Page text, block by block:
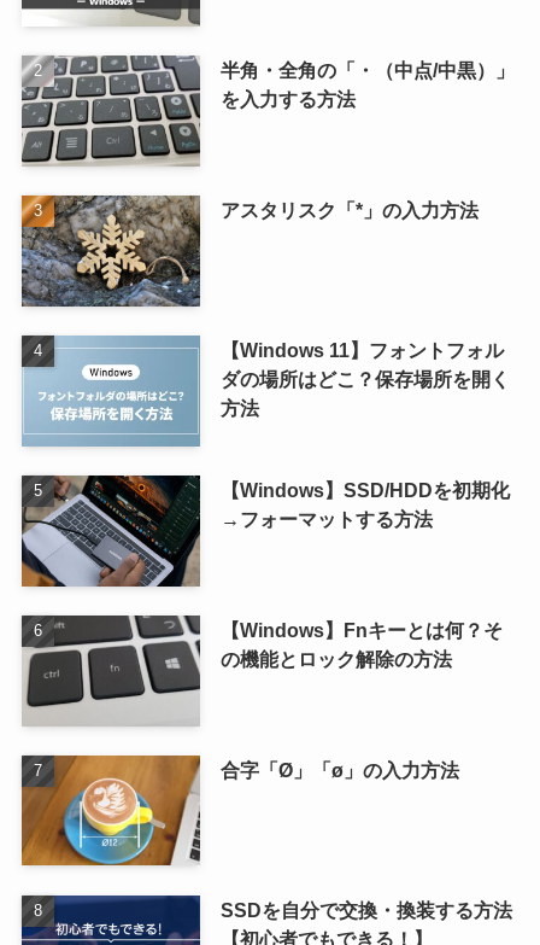
半角・全角の「・（中点/中黒）」
を入力する方法
アスタリスク「*」の入力方法
【Windows 11】フォントフォル
ダの場所はどこ？保存場所を開く
方法
【Windows】SSD/HDDを初期化
→フォーマットする方法
【Windows】Fnキーとは何？そ
の機能とロック解除の方法
合字「Ø」「ø」の入力方法
SSDを自分で交換・換装する方法
【初心者でもできる！】